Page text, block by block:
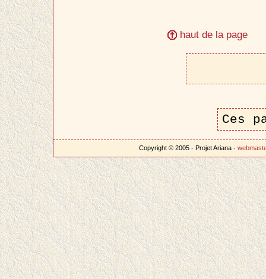
haut de la page
Ces
Copyright © 2005 - Projet Ariana -